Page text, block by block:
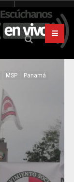
MSP Panamá